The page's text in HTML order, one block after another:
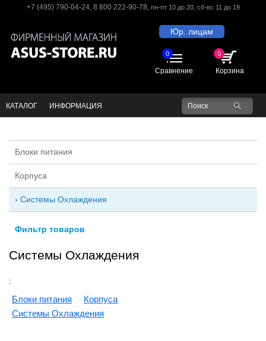
+7 (495) 790-04-24, 8 800 222-90-78, пн-пт 10 до 20, сб-вс 11 до 19
Юр. лицам
0
Корзина
0
Сравнение
КАТАЛОГ ИНФОРМАЦИЯ
Блоки питания
Корпуса
Системы Охлаждения
Фильтр товаров
Системы Охлаждения
:
Блоки питания
Корпуса
Системы Охлаждения